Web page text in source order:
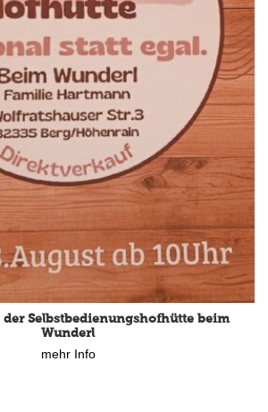
Selbstbedienungshofhütte beim
Wunderl
mehr Info